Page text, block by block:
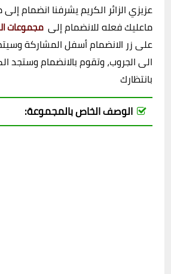
عزيزي الزائر الكريم يشرفنا انضمام
ماعليك فعله للانضمام إلى مجموعات
على زر الانضمام أسفل المشاركة
الى الجروب، وتقوم بالانضمام وستجد
بانتظارك
الوصف الخاص بالمجموعة: